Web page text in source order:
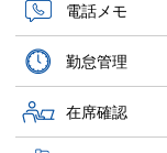
電話メモ
勤怠管理
在席確認